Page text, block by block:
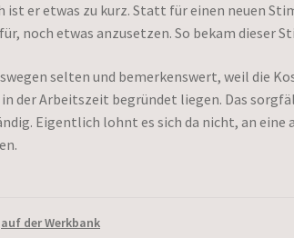
ist er etwas zu kurz. Statt für einen neuen
noch etwas anzusetzen. So bekam dieser
selten und bemerkenswert, weil die
der Arbeitszeit begründet liegen. Das
Eigentlich lohnt es sich da nicht, an
auf der Werkbank